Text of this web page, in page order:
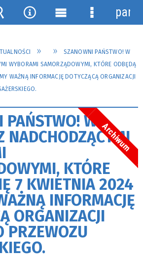
SZANOWNI PAŃSTWO! W
WYBORAMI SAMORZĄDOWYMI, KTÓRE ODBĘDĄ
WAŻNĄ INFORMACJĘ DOTYCZĄCĄ ORGANIZACJI
PAŃSTWO! W
NADCHODZĄCYMI
KTÓRE
7 KWIETNIA 2024
INFORMACJĘ
ORGANIZACJI
PRZEWOZU
Archiwum
Narzędzia
Menu Menu
panel